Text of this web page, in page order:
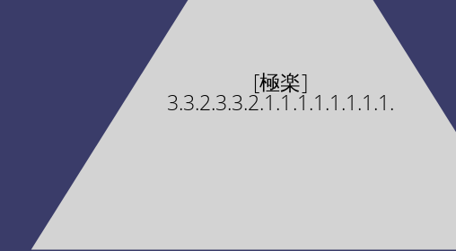
[極楽]
3.3.2.3.3.2.1.1.1.1.1.1.1.1.